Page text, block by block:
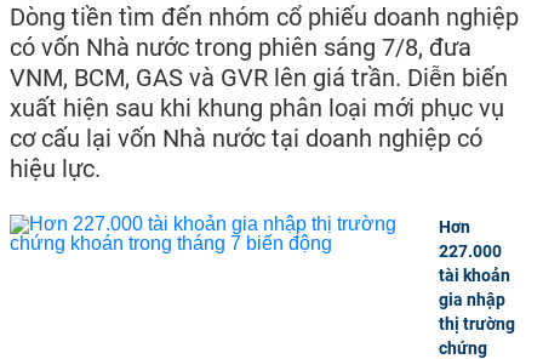
Dòng tiền tìm đến nhóm cổ phiếu doanh nghiệp
có vốn Nhà nước trong phiên sáng 7/8, đưa
VNM, BCM, GAS và GVR lên giá trần. Diễn biến
xuất hiện sau khi khung phân loại mới phục vụ
cơ cấu lại vốn Nhà nước tại doanh nghiệp có
hiệu lực.
Hơn
227.000
tài khoản
gia nhập
thị trường
chứng